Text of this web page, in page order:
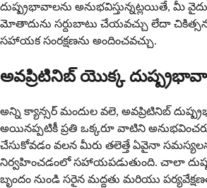
దుష్ప్రభావాలను అనుభవిస్తున్నట్లయితే, మీ
మోతాదును సర్దుబాటు చేయవచ్చు లేదా
సహాయక సంరక్షణను అందించవచ్చు.
అవప్రిటినిబ్ యొక్క
అన్ని క్యాన్సర్ మందుల వలె, అవప్రిటినిబ్
అయినప్పటికీ ప్రతి ఒక్కరూ వాటిని
చేసుకోవడం వలన మీరు తలెత్తే ఏవైనా
నిర్వహించడంలో సహాయపడుతుంది. చాలా
బృందం నుండి సరైన మద్దతు మరియు